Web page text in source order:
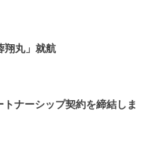
翔丸」就航
ナーシップ契約を締結しま